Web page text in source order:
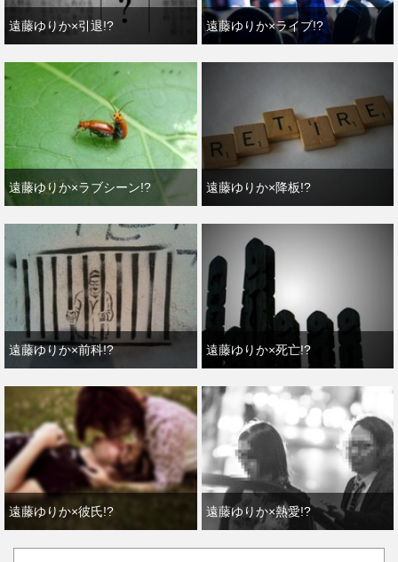
遠藤ゆりか×引退!? 遠藤ゆりか×ライブ!?
遠藤ゆりか×ラブシーン!? 遠藤ゆりか×降板!?
遠藤ゆりか×前科!? 遠藤ゆりか×死亡!?
遠藤ゆりか×彼氏!? 遠藤ゆりか×熱愛!?